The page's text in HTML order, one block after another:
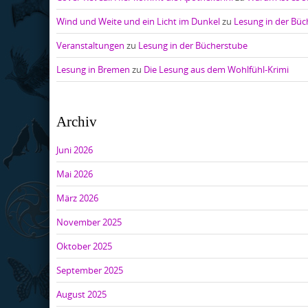
Wind und Weite und ein Licht im Dunkelzu Lesung in der
Veranstaltungen zu Lesung in der Bücherstube
Lesung in Bremen zu Die Lesung aus dem Wohlfühl-Krimi
Archiv
Juni 2026
Mai 2026
März 2026
November 2025
Oktober 2025
September 2025
August 2025